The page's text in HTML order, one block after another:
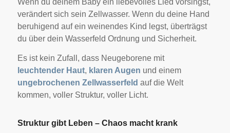
Wenn du deinem Baby ein liebevolles Lied vorsingst,
verändert sich sein Zellwasser. Wenn du deine Hand
beruhigend auf ein weinendes Kind legst, überträgst
du über dein Wasserfeld Ordnung und Sicherheit.
Es ist kein Zufall, dass Neugeborene mit
leuchtender Haut, klaren Augen und einem
ungebrochenen Zellwasserfeld auf die Welt
kommen, voller Struktur, voller Licht.
Struktur gibt Leben – Chaos macht krank